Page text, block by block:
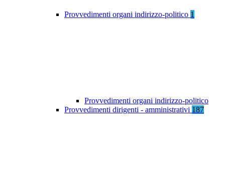
Provvedimenti organi indirizzo-politico 1
Provvedimenti organi indirizzo-politico
Provvedimenti dirigenti - amministrativi 187